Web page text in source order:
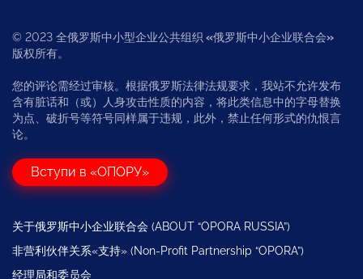
© 2023 全俄罗斯中小型企业公共组织 «俄罗斯中小企业联合会»
版权所有。
您的评论需经过审核。根据俄罗斯法律法规要求，我站不允许发布
含有脏话和（或）人身攻击性质的内容，将此类信息中的字母替换
为点、破折号等符号同样属于违规，此外，禁止任何形式的仇恨言
论。
Вступи в «ОПОРУ»
关于俄罗斯中小企业联合会 (ABOUT “OPORA RUSSIA”)
非营利伙伴关系«支持» (Non-Profit Partnership “OPORA”)
经理局和委员会